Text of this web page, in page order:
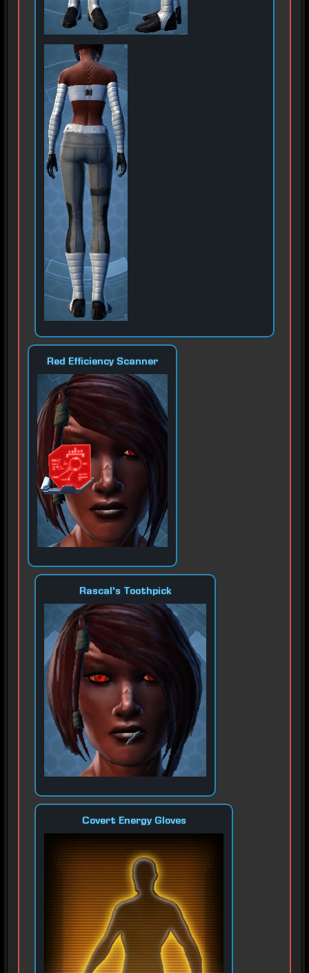
Red Efficiency Scanner
Rascal's Toothpick
Covert Energy Gloves